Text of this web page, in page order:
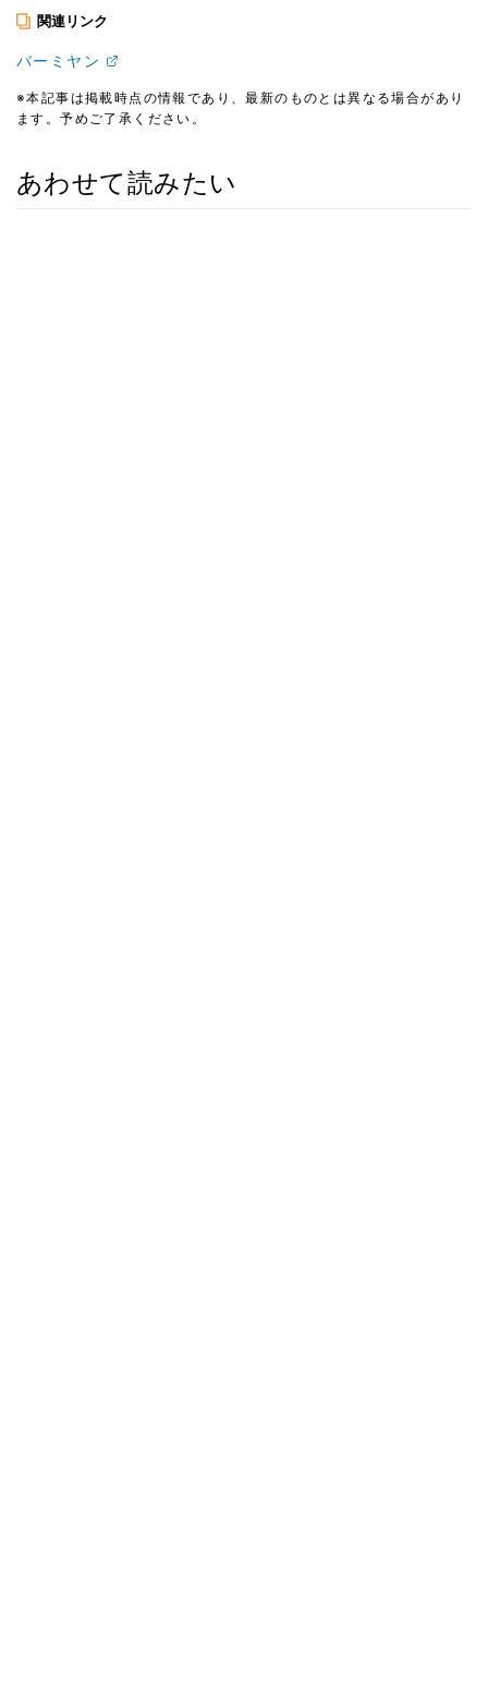
関連リンク
バーミヤン
※本記事は掲載時点の情報であり、最新のものとは異なる場合があり
ます。予めご了承ください。
あわせて読みたい